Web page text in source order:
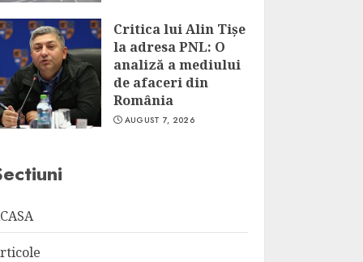
Critica lui Alin Tișe
la adresa PNL: O
analiză a mediului
de afaceri din
România
AUGUST 7, 2026